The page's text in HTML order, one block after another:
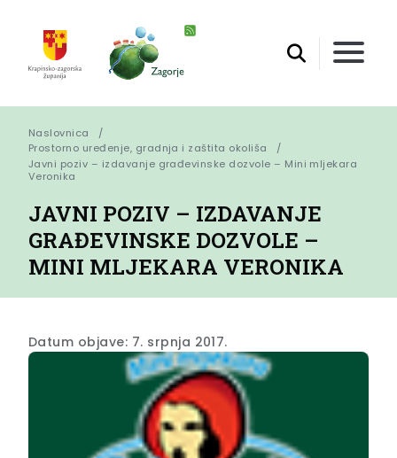
Naslovnica
Prostorno uređenje, gradnja i zaštita okoliša
Javni poziv – izdavanje građevinske dozvole – Mini mljekara
Veronika
JAVNI POZIV – IZDAVANJE
GRAĐEVINSKE DOZVOLE –
MINI MLJEKARA VERONIKA
Datum objave: 7. srpnja 2017.